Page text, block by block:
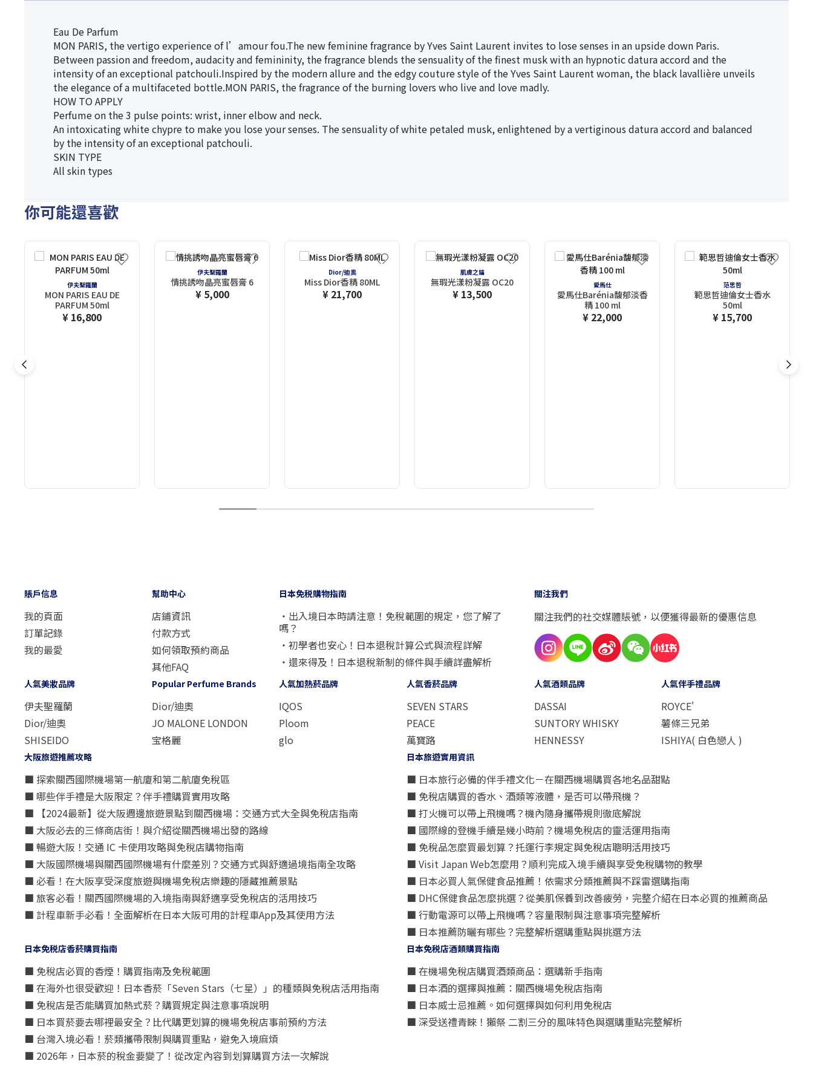
Eau De Parfum
MON PARIS, the vertigo experience of l’amour fou.The new feminine fragrance by Yves Saint Laurent invites to lose senses in an upside down Paris.
Between passion and freedom, audacity and femininity, the fragrance blends the sensuality of the finest musk with an hypnotic datura accord and the
intensity of an exceptional patchouli.Inspired by the modern allure and the edgy couture style of the Yves Saint Laurent woman, the black lavallière unveils
the elegance of a multifaceted bottle.MON PARIS, the fragrance of the burning lovers who live and love madly.
HOW TO APPLY
Perfume on the 3 pulse points: wrist, inner elbow and neck.
An intoxicating white chypre to make you lose your senses. The sensuality of white petaled musk, enlightened by a vertiginous datura accord and balanced
by the intensity of an exceptional patchouli.
SKIN TYPE
All skin types
你可能還喜歡
伊夫聖羅蘭
MON PARIS EAU DE
PARFUM 50ml
¥ 16,800
伊夫聖羅蘭
情挑誘吻晶亮蜜唇膏 6
¥ 5,000
Dior/迪奧
Miss Dior香精 80ML
¥ 21,700
肌膚之鑰
無瑕光漾粉凝露 OC20
¥ 13,500
愛馬仕
愛馬仕Barénia馥郁淡香
精 100 ml
¥ 22,000
范思哲
範思哲迪倫女士香水
50ml
¥ 15,700
1 2 3 4 5 6 7 8 9 10
賬戶信息
我的頁面
訂單記錄
我的最愛
幫助中心
店鋪資訊
付款方式
如何領取預約商品
其他FAQ
日本免税購物指南
・出入境日本時請注意！免稅範圍的規定，您了解了
嗎？
・初學者也安心！日本退稅計算公式與流程詳解
・還來得及！日本退稅新制的條件與手續詳盡解析
關注我們
關注我們的社交媒體賬號，以便獲得最新的優惠信息
人氣美妝品牌
伊夫聖羅蘭
Dior/迪奧
SHISEIDO
Popular Perfume Brands
Dior/迪奧
JO MALONE LONDON
宝格麗
人氣加熱菸品牌
IQOS
Ploom
glo
人氣香菸品牌
SEVEN STARS
PEACE
萬寶路
人氣酒類品牌
DASSAI
SUNTORY WHISKY
HENNESSY
人氣伴手禮品牌
ROYCE'
薯條三兄弟
ISHIYA( 白色戀人 )
大阪旅遊推薦攻略
■ 探索關西國際機場第一航廈和第二航廈免稅區
■ 哪些伴手禮是大阪限定？伴手禮購買實用攻略
■ 【2024最新】從大阪週邊旅遊景點到關西機場：交通方式大全與免稅店指南
■ 大阪必去的三條商店街！與介紹從關西機場出發的路線
■ 暢遊大阪！交通 IC 卡使用攻略與免稅店購物指南
■ 大阪國際機場與關西國際機場有什麼差別？交通方式與舒適過境指南全攻略
■ 必看！在大阪享受深度旅遊與機場免稅店樂趣的隱藏推薦景點
■ 旅客必看！關西國際機場的入境指南與舒適享受免稅店的活用技巧
■ 計程車新手必看！全面解析在日本大阪可用的計程車App及其使用方法
日本旅遊實用資訊
■ 日本旅行必備的伴手禮文化－在關西機場購買各地名品甜點
■ 免稅店購買的香水、酒類等液體，是否可以帶飛機？
■ 打火機可以帶上飛機嗎？機內隨身攜帶規則徹底解說
■ 國際線的登機手續是幾小時前？機場免稅店的靈活運用指南
■ 免稅品怎麼買最划算？托運行李規定與免稅店聰明活用技巧
■ Visit Japan Web怎麼用？順利完成入境手續與享受免稅購物的教學
■ 日本必買人氣保健食品推薦！依需求分類推薦與不踩雷選購指南
■ DHC保健食品怎麼挑選？從美肌保養到改善疲勞，完整介紹在日本必買的推薦商品
■ 行動電源可以帶上飛機嗎？容量限制與注意事項完整解析
■ 日本推薦防曬有哪些？完整解析選購重點與挑選方法
日本免税店香菸購買指南
■ 免稅店必買的香煙！購買指南及免稅範圍
■ 在海外也很受歡迎！日本香菸「Seven Stars（七星）」的種類與免稅店活用指南
■ 免稅店是否能購買加熱式菸？購買規定與注意事項說明
■ 日本買菸要去哪裡最安全？比代購更划算的機場免稅店事前預約方法
■ 台灣入境必看！菸類攜帶限制與購買重點，避免入境麻煩
■ 2026年，日本菸的稅金要變了！從改定內容到划算購買方法一次解說
日本免税店酒類購買指南
■ 在機場免稅店購買酒類商品：選購新手指南
■ 日本酒的選擇與推薦：關西機場免稅店指南
■ 日本威士忌推薦。如何選擇與如何利用免稅店
■ 深受送禮青睞！獺祭 二割三分的風味特色與選購重點完整解析